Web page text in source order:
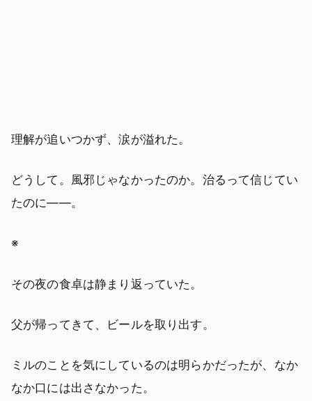
理解が追いつかず、涙が溢れた。
どうして。風邪じゃなかったのか。治るって信じてい
たのに――。
※
その夜の食卓は静まり返っていた。
父が帰ってきて、ビールを取り出す。
ミルのことを気にしているのは明らかだったが、なか
なか口には出さなかった。